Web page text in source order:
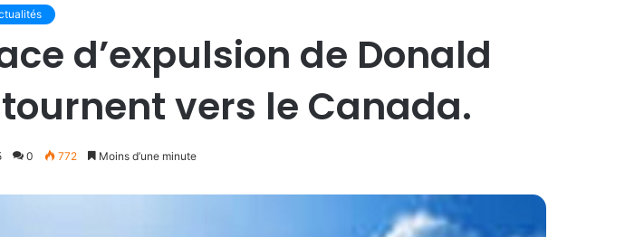
d’expulsion de Donald
vers le Canada.
0 772 Moins d’une minute